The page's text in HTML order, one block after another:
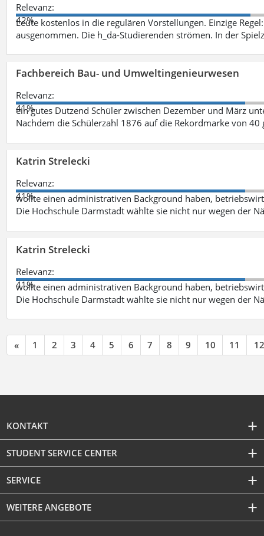
Relevanz:
42%
Leute kostenlos in die regulären Vorstellungen. Einzige
ausgenommen. Die h_da-Studierenden strömen. In der
Fachbereich Bau- und Umweltingenieurwesen
Relevanz:
41%
ein gutes Dutzend Schüler zwischen Dezember und März
Nachdem die Schülerzahl 1876 auf die Rekordmarke von
Katrin Strelecki
Relevanz:
41%
wollte einen administrativen Background haben,
Die Hochschule Darmstadt wählte sie nicht nur wegen der
Katrin Strelecki
Relevanz:
41%
wollte einen administrativen Background haben,
Die Hochschule Darmstadt wählte sie nicht nur wegen der
« 1 2 3 4 5 6 7 8 9 10 11 12
KONTAKT
STUDENT SERVICE CENTER
SERVICE
WEITERE ANGEBOTE